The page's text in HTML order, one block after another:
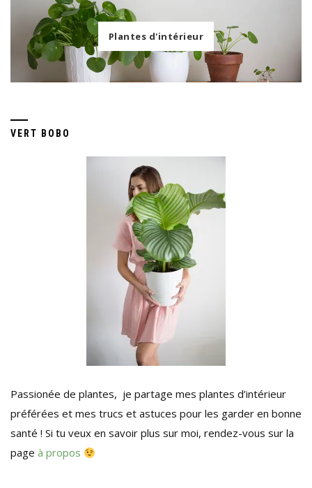
Plantes d'intérieur
VERT BOBO
Passionée de plantes, je partage mes plantes d’intérieur
préférées et mes trucs et astuces pour les garder en bonne
santé ! Si tu veux en savoir plus sur moi, rendez-vous sur la
page à propos